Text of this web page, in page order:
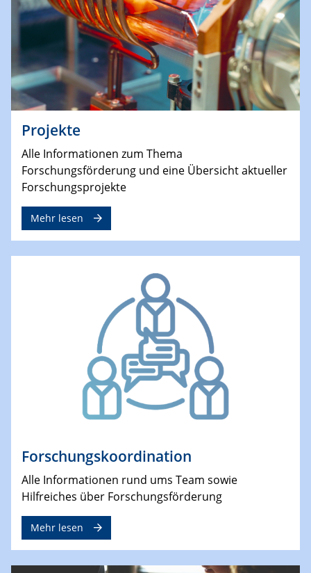
Projekte
Alle Informationen zum Thema
Forschungsförderung und eine Übersicht aktueller
Forschungsprojekte
Mehr lesen
Forschungskoordination
Alle Informationen rund ums Team sowie
Hilfreiches über Forschungsförderung
Mehr lesen